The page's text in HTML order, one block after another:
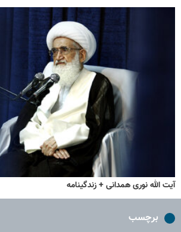
آیت الله نوری همدانی + زندگینامه
برچسب